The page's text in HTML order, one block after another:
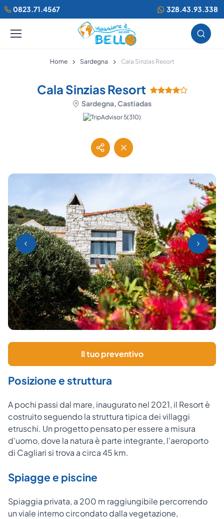
0823.71.4567 328.43.93.338
Home Sardegna Cala Sinzias Resort
Cala Sinzias Resort
Sardegna, Castiadas
(310)
Il tuo preventivo
Posizione e struttura
A pochi passi dal mare, inaugurato nel 2021, il Resort è
costruito seguendo la struttura tipica dei villaggi
etruschi. Un progetto pensato per essere a misura
d’uomo, dove la natura è parte integrante, l'aeroporto
di Cagliari si trova a circa 45 km.
Spiagge e piscine
Spiaggia privata, a 200 m raggiungibile percorrendo
un viale interno circondato dalla vegetazione,